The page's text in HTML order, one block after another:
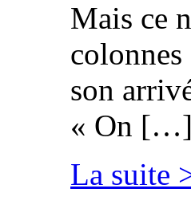
Mais ce
colonnes
son
« On […]
La suite